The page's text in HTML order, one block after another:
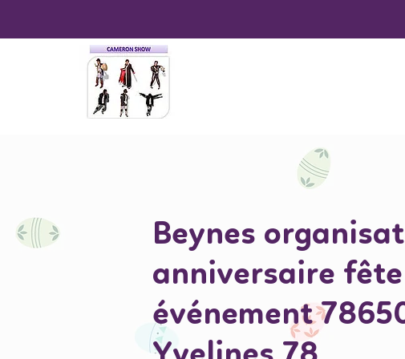
Beynes
anniversaire
événement